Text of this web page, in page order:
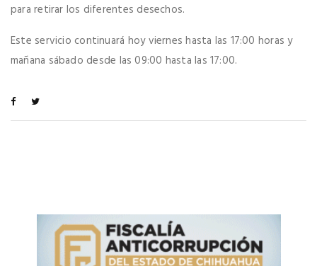
para retirar los diferentes desechos.
Este servicio continuará hoy viernes hasta las 17:00 horas y
mañana sábado desde las 09:00 hasta las 17:00.